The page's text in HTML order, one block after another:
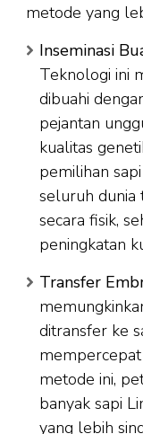
metode yang
Inseminasi
Teknologi ini
dibuahi
pejantan
kualitas
pemilihan
seluruh dunia
secara fisik,
peningkatan
Transfer
ditransfer ke
metode ini,
banyak sapi
yang lebih